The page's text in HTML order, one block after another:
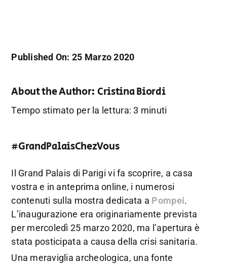
Published On: 25 Marzo 2020
About the Author: Cristina Biordi
Tempo stimato per la lettura: 3 minuti
#GrandPalaisChezVous
Il Grand Palais di Parigi vi fa scoprire, a casa
vostra e in anteprima online, i numerosi
contenuti sulla mostra dedicata a Pompei.
L’inaugurazione era originariamente prevista
per mercoledì 25 marzo 2020, ma l’apertura è
stata posticipata a causa della crisi sanitaria.
Una meraviglia archeologica, una fonte